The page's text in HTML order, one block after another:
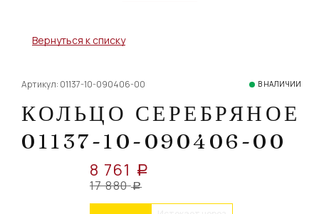
Вернуться к списку
Артикул: 01137-10-090406-00 В НАЛИЧИИ
КОЛЬЦО СЕРЕБРЯНОЕ
01137-10-090406-00
8 761 a
17 880 a